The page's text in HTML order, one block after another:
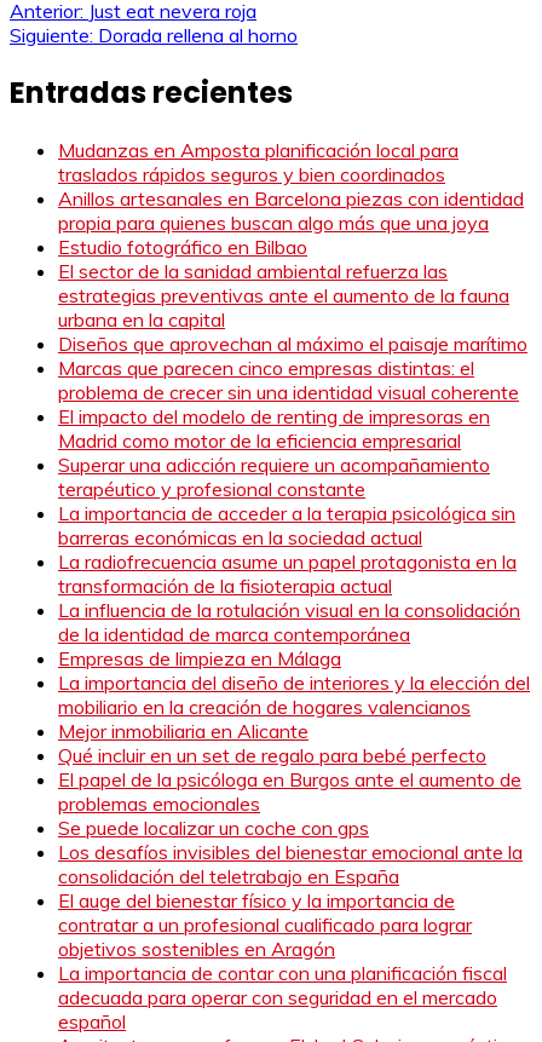
Navegación
entradas
Anterior: Just eat nevera roja
Siguiente: Dorada rellena al horno
Entradas recientes
Mudanzas en Amposta planificación local para
traslados rápidos seguros y bien coordinados
Anillos artesanales en Barcelona piezas con identidad
propia para quienes buscan algo más que una joya
Estudio fotográfico en Bilbao
El sector de la sanidad ambiental refuerza las
estrategias preventivas ante el aumento de la fauna
urbana en la capital
Diseños que aprovechan al máximo el paisaje marítimo
Marcas que parecen cinco empresas distintas: el
problema de crecer sin una identidad visual coherente
El impacto del modelo de renting de impresoras en
Madrid como motor de la eficiencia empresarial
Superar una adicción requiere un acompañamiento
terapéutico y profesional constante
La importancia de acceder a la terapia psicológica sin
barreras económicas en la sociedad actual
La radiofrecuencia asume un papel protagonista en la
transformación de la fisioterapia actual
La influencia de la rotulación visual en la consolidación
de la identidad de marca contemporánea
Empresas de limpieza en Málaga
La importancia del diseño de interiores y la elección del
mobiliario en la creación de hogares valencianos
Mejor inmobiliaria en Alicante
Qué incluir en un set de regalo para bebé perfecto
El papel de la psicóloga en Burgos ante el aumento de
problemas emocionales
Se puede localizar un coche con gps
Los desafíos invisibles del bienestar emocional ante la
consolidación del teletrabajo en España
El auge del bienestar físico y la importancia de
contratar a un profesional cualificado para lograr
objetivos sostenibles en Aragón
La importancia de contar con una planificación fiscal
adecuada para operar con seguridad en el mercado
español